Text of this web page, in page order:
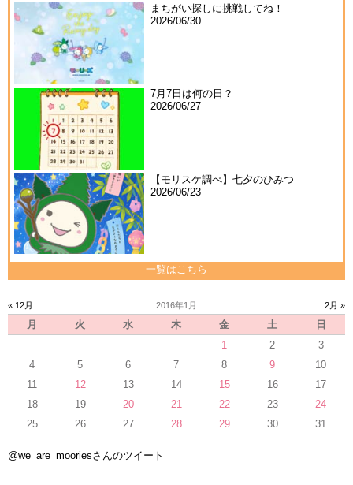
まちがい探しに挑戦してね！
2026/06/30
7月7日は何の日？
2026/06/27
【モリスケ調べ】七夕のひみつ
2026/06/23
一覧はこちら
« 12月 2016年1月 2月 »
月 火 水 木 金 土
日
1
2
3
4
5 6 7 8 9
10
11
12 13 14 15 16
17
18
19 20 21 22 23
24
25
26 27 28 29 30 31
@we_are_mooriesさんのツイート